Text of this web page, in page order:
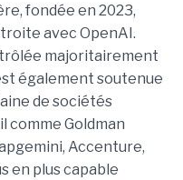
fondée en 2023,
avec OpenAI.
majoritairement
également soutenue
de sociétés
comme Goldman
Accenture,
en plus capable